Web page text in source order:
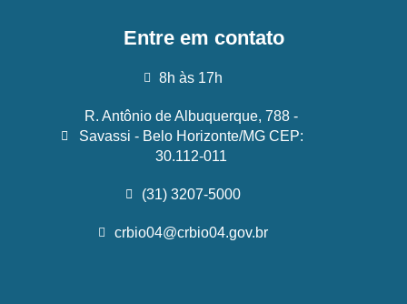
Entre em contato
8h às 17h
R. Antônio de Albuquerque, 788 -
Savassi - Belo Horizonte/MG CEP:
30.112-011
(31) 3207-5000
crbio04@crbio04.gov.br